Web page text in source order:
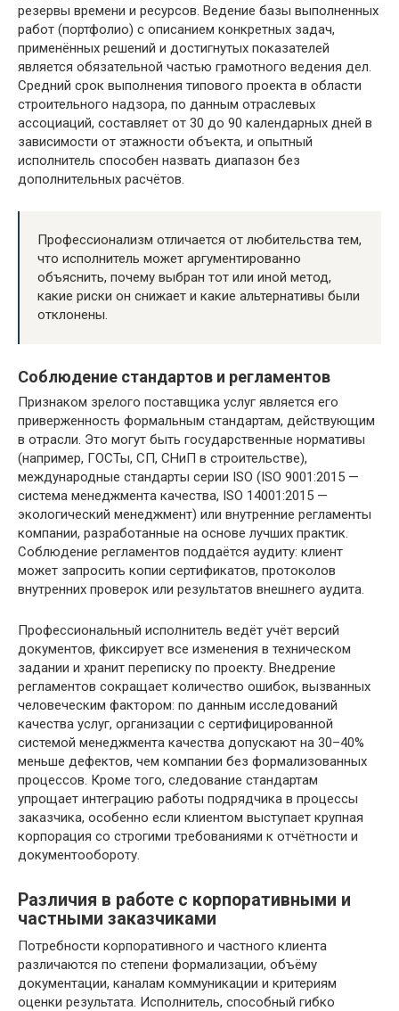
резервы времени и ресурсов. Ведение базы выполненных
работ (портфолио) с описанием конкретных задач,
применённых решений и достигнутых показателей
является обязательной частью грамотного ведения дел.
Средний срок выполнения типового проекта в области
строительного надзора, по данным отраслевых
ассоциаций, составляет от 30 до 90 календарных дней в
зависимости от этажности объекта, и опытный
исполнитель способен назвать диапазон без
дополнительных расчётов.
Профессионализм отличается от любительства тем,
что исполнитель может аргументированно
объяснить, почему выбран тот или иной метод,
какие риски он снижает и какие альтернативы были
отклонены.
Соблюдение стандартов и регламентов
Признаком зрелого поставщика услуг является его
приверженность формальным стандартам, действующим
в отрасли. Это могут быть государственные нормативы
(например, ГОСТы, СП, СНиП в строительстве),
международные стандарты серии ISO (ISO 9001:2015 —
система менеджмента качества, ISO 14001:2015 —
экологический менеджмент) или внутренние регламенты
компании, разработанные на основе лучших практик.
Соблюдение регламентов поддаётся аудиту: клиент
может запросить копии сертификатов, протоколов
внутренних проверок или результатов внешнего аудита.
Профессиональный исполнитель ведёт учёт версий
документов, фиксирует все изменения в техническом
задании и хранит переписку по проекту. Внедрение
регламентов сокращает количество ошибок, вызванных
человеческим фактором: по данным исследований
качества услуг, организации с сертифицированной
системой менеджмента качества допускают на 30–40%
меньше дефектов, чем компании без формализованных
процессов. Кроме того, следование стандартам
упрощает интеграцию работы подрядчика в процессы
заказчика, особенно если клиентом выступает крупная
корпорация со строгими требованиями к отчётности и
документообороту.
Различия в работе с корпоративными и
частными заказчиками
Потребности корпоративного и частного клиента
различаются по степени формализации, объёму
документации, каналам коммуникации и критериям
оценки результата. Исполнитель, способный гибко